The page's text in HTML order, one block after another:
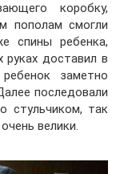
коробку,
пополам смогли
спины ребенка,
доставил в
заметно
последовали
стульчиком, так
велики.